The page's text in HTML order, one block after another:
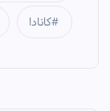
کانادا